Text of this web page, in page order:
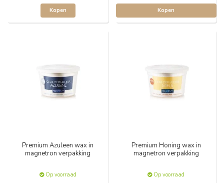
Kopen Kopen
Premium Azuleen wax in
magnetron verpakking
Op voorraad
Premium Honing wax in
magnetron verpakking
Op voorraad